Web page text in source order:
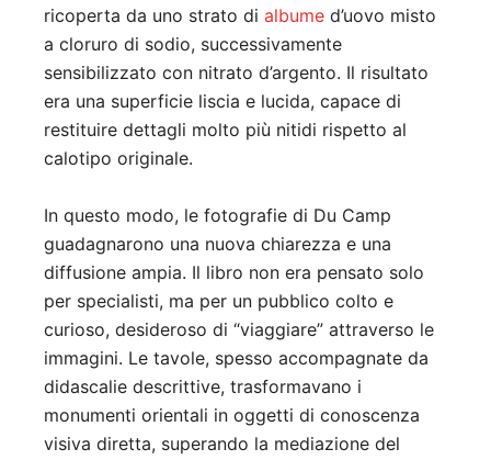
ricoperta da uno strato di albume d’uovo misto
a cloruro di sodio, successivamente
sensibilizzato con nitrato d’argento. Il risultato
era una superficie liscia e lucida, capace di
restituire dettagli molto più nitidi rispetto al
calotipo originale.
In questo modo, le fotografie di Du Camp
guadagnarono una nuova chiarezza e una
diffusione ampia. Il libro non era pensato solo
per specialisti, ma per un pubblico colto e
curioso, desideroso di “viaggiare” attraverso le
immagini. Le tavole, spesso accompagnate da
didascalie descrittive, trasformavano i
monumenti orientali in oggetti di conoscenza
visiva diretta, superando la mediazione del